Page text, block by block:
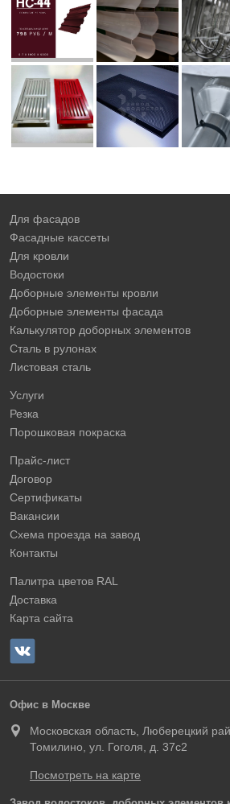
Для фасадов
Фасадные кассеты
Для кровли
Водостоки
Доборные элементы кровли
Доборные элементы фасада
Калькулятор доборных элементов
Сталь в рулонах
Листовая сталь
Услуги
Резка
Порошковая покраска
Прайс-лист
Договор
Сертификаты
Вакансии
Схема проезда на завод
Контакты
Палитра цветов RAL
Доставка
Карта сайта
Офис в Москве
Московская область, Люберецкий
Томилино, ул. Гоголя, д. 37с2
Посмотреть на карте